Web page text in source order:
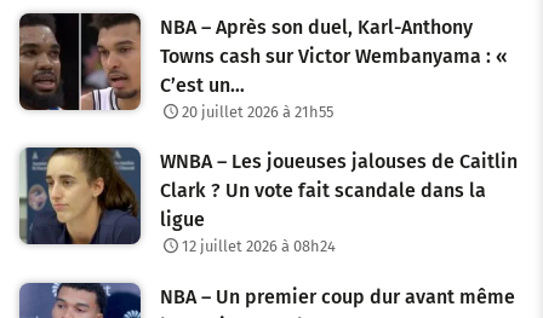
NBA – Après son duel, Karl-Anthony
Towns cash sur Victor Wembanyama : «
C’est un…
20 juillet 2026 à 21h55
WNBA – Les joueuses jalouses de Caitlin
Clark ? Un vote fait scandale dans la
ligue
12 juillet 2026 à 08h24
NBA – Un premier coup dur avant même